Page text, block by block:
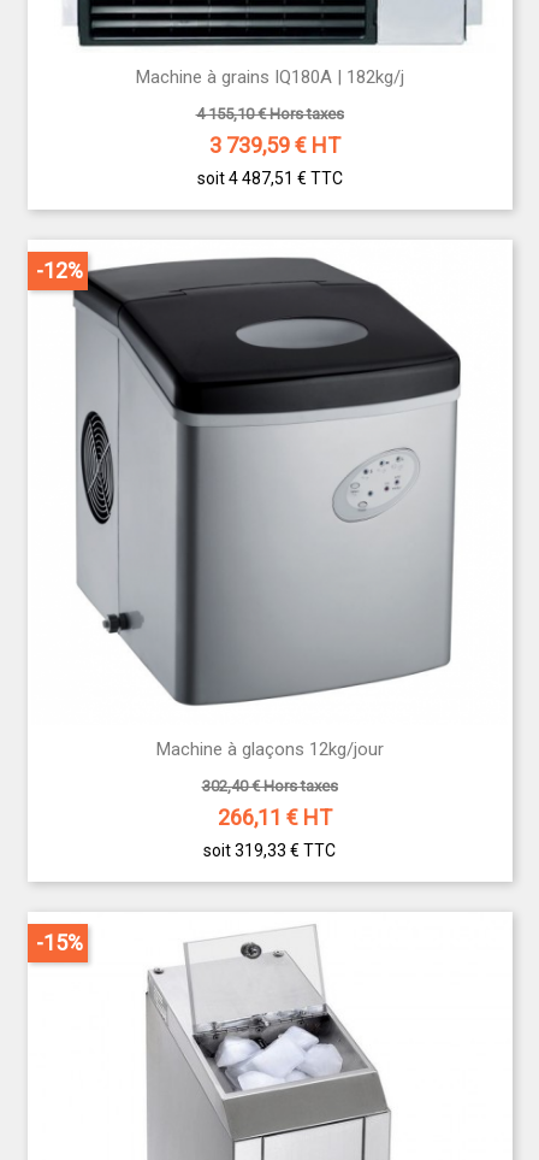
Machine à grains IQ180A | 182kg/j
4 155,10 € Hors taxes
3 739,59€ HT
soit 4 487,51 € TTC
Machine à glaçons 12kg/jour
302,40 € Hors taxes
266,11 € HT
soit 319,33 € TTC
-12%
-15%